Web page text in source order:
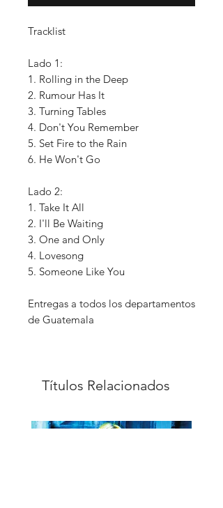
Tracklist
Lado 1:
1. Rolling in the Deep
2. Rumour Has It
3. Turning Tables
4. Don't You Remember
5. Set Fire to the Rain
6. He Won't Go
Lado 2:
1. Take It All
2. I'll Be Waiting
3. One and Only
4. Lovesong
5. Someone Like You
Entregas a todos los departamentos
de Guatemala
Títulos Relacionados